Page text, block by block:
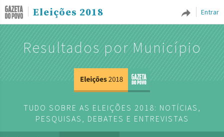
Entrar
Eleições 2018
Resultados por Município
TUDO SOBRE AS ELEIÇÕES 2018: NOTÍCIAS,
PESQUISAS, DEBATES E ENTREVISTAS